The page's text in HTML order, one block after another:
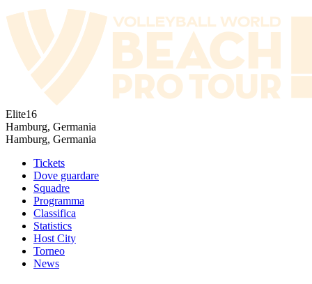
Elite16
Hamburg, Germania
Hamburg, Germania
Tickets
Dove guardare
Squadre
Programma
Classifica
Statistics
Host City
Torneo
News